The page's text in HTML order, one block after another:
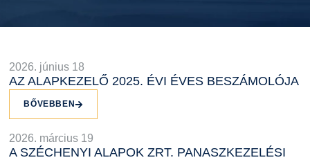
2026. június 18
AZ ALAPKEZELŐ 2025. ÉVI ÉVES BESZÁMOLÓJA
BŐVEBBEN
2026. március 19
A SZÉCHENYI ALAPOK ZRT. PANASZKEZELÉSI